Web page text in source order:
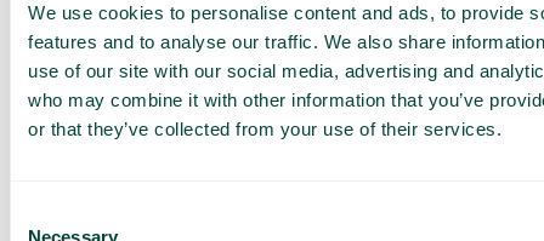
We use cookies to personalise content and ads, to provide
features and to analyse our traffic. We also share
use of our site with our social media, advertising and
who may combine it with other information that you’ve
or that they’ve collected from your use of their services.
Necessary